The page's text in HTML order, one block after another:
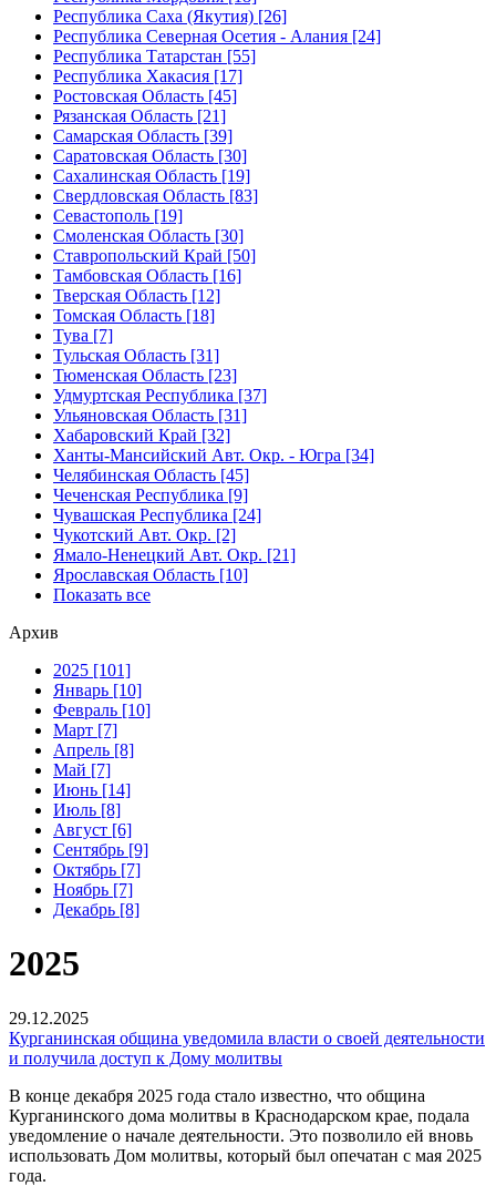
Республика Саха (Якутия) [26]
Республика Северная Осетия - Алания [24]
Республика Татарстан [55]
Республика Хакасия [17]
Ростовская Область [45]
Рязанская Область [21]
Самарская Область [39]
Саратовская Область [30]
Сахалинская Область [19]
Свердловская Область [83]
Севастополь [19]
Смоленская Область [30]
Ставропольский Край [50]
Тамбовская Область [16]
Тверская Область [12]
Томская Область [18]
Тува [7]
Тульская Область [31]
Тюменская Область [23]
Удмуртская Республика [37]
Ульяновская Область [31]
Хабаровский Край [32]
Ханты-Мансийский Авт. Окр. - Югра [34]
Челябинская Область [45]
Чеченская Республика [9]
Чувашская Республика [24]
Чукотский Авт. Окр. [2]
Ямало-Ненецкий Авт. Окр. [21]
Ярославская Область [10]
Показать все
Архив
2025 [101]
Январь [10]
Февраль [10]
Март [7]
Апрель [8]
Май [7]
Июнь [14]
Июль [8]
Август [6]
Сентябрь [9]
Октябрь [7]
Ноябрь [7]
Декабрь [8]
2025
29.12.2025
Курганинская община уведомила власти о своей деятельности
и получила доступ к Дому молитвы
В конце декабря 2025 года стало известно, что община
Курганинского дома молитвы в Краснодарском крае, подала
уведомление о начале деятельности. Это позволило ей вновь
использовать Дом молитвы, который был опечатан с мая 2025
года.